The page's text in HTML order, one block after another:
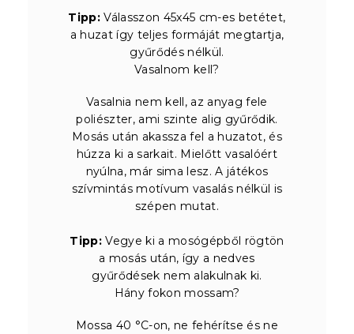
Tipp: Válasszon 45x45 cm-es betétet,
a huzat így teljes formáját megtartja,
gyűrődés nélkül.
Vasalnom kell?
Vasalnia nem kell, az anyag fele
poliészter, ami szinte alig gyűrődik.
Mosás után akassza fel a huzatot, és
húzza ki a sarkait. Mielőtt vasalóért
nyúlna, már sima lesz. A játékos
szívmintás motívum vasalás nélkül is
szépen mutat.
Tipp: Vegye ki a mosógépből rögtön
a mosás után, így a nedves
gyűrődések nem alakulnak ki.
Hány fokon mossam?
Mossa 40 °C-on, ne fehérítse és ne